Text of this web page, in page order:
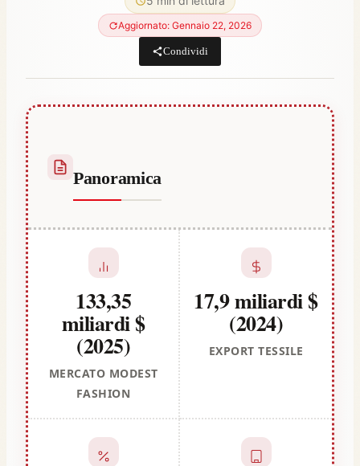
Aggiornato: Gennaio 22, 2026
Condividi
Panoramica
133,35
miliardi $
(2025)
MERCATO MODEST
FASHION
17,9 miliardi $
(2024)
EXPORT TESSILE